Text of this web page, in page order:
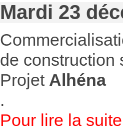
Mardi 23
de construction
Projet Alhéna
.
Pour lire la